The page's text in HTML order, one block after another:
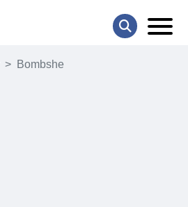
Bombshe